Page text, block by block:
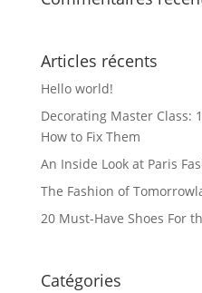
Articles récents
Hello world!
Decorating Master Class:
How to Fix Them
An Inside Look at Paris
The Fashion of
20 Must-Have Shoes For
Catégories